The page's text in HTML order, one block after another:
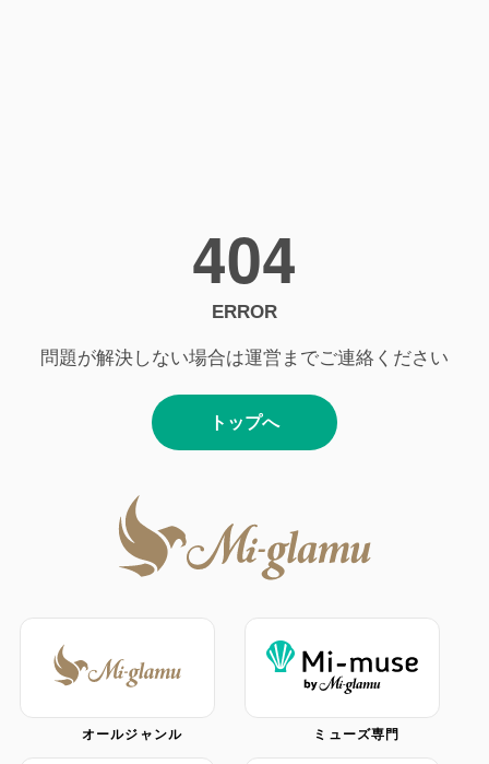
404
ERROR
問題が解決しない場合は運営までご連絡ください
トップへ
オールジャンル ミューズ専門